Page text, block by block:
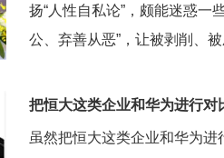
扬“人性自私论”，颇能迷惑一
公、弃善从恶”，让被剥削、
把恒大这类企业和华为进行对
虽然把恒大这类企业和华为